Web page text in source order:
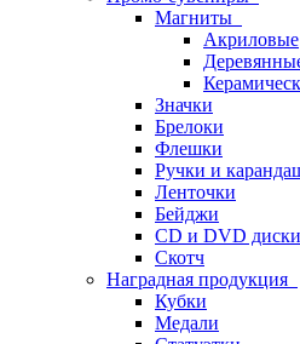
Магниты
Акриловые
Значки
Брелоки
Флешки
Ручки и
Ленточки
Бейджи
CD и DVD диски
Скотч
Наградная продукция
Кубки
Медали